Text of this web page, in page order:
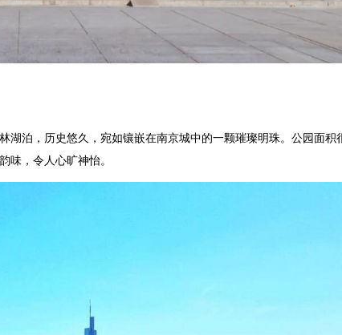
泊，历史悠久，宛如镶嵌在南京城中的一颗璀璨明珠。公园面积
，令人心旷神怡。